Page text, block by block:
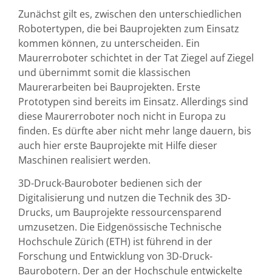
Zunächst gilt es, zwischen den unterschiedlichen
Robotertypen, die bei Bauprojekten zum Einsatz
kommen können, zu unterscheiden. Ein
Maurerroboter schichtet in der Tat Ziegel auf Ziegel
und übernimmt somit die klassischen
Maurerarbeiten bei Bauprojekten. Erste
Prototypen sind bereits im Einsatz. Allerdings sind
diese Maurerroboter noch nicht in Europa zu
finden. Es dürfte aber nicht mehr lange dauern, bis
auch hier erste Bauprojekte mit Hilfe dieser
Maschinen realisiert werden.
3D-Druck-Bauroboter bedienen sich der
Digitalisierung und nutzen die Technik des 3D-
Drucks, um Bauprojekte ressourcensparend
umzusetzen. Die Eidgenössische Technische
Hochschule Zürich (ETH) ist führend in der
Forschung und Entwicklung von 3D-Druck-
Baurobotern. Der an der Hochschule entwickelte